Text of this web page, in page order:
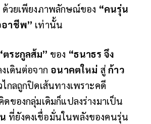
ด้วยเพียงภาพลักษณ์ของ “คนรุ่น
อาชีพ” เท่านั้น
ตระกูลส้ม” ของ “ธนาธร จึง
งเดินต่อจาก อนาคตใหม่ สู่ก้าว
ไกลถูกปิดเส้นทางเพราะคดี
ดของกลุ่มเดิมก็แปลงร่างมาเป็น
ที่ยังคงเชื่อมั่นในพลังของคนรุ่น